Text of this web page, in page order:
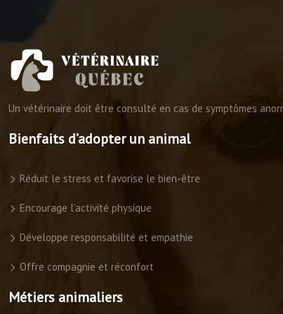
Un vétérinaire doit être consulté en cas de symptômes
Bienfaits d’adopter un animal
Réduit le stress et favorise le bien-être
Encourage l’activité physique
Développe responsabilité et empathie
Offre compagnie et réconfort
Métiers animaliers